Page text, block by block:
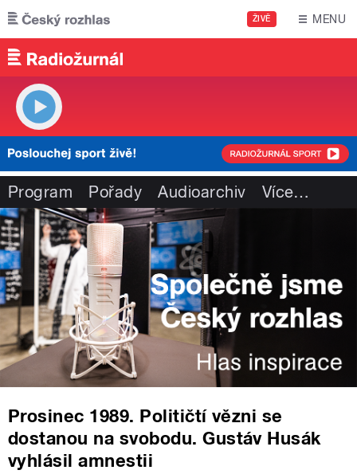
Přejít k hlavnímu obsahu
ŽIVĚ MENU
Program Pořady Audioarchiv Více…
Prosinec 1989. Političtí vězni se
dostanou na svobodu. Gustáv Husák
vyhlásil amnestii